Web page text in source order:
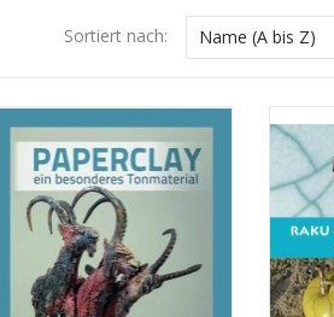
Sortiert nach: Name (A bis Z)